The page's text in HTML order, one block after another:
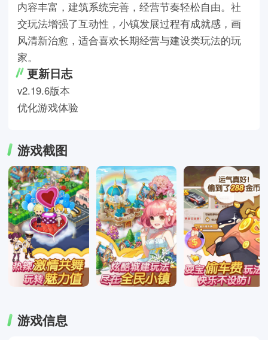
内容丰富，建筑系统完善，经营节奏轻松自由。社
交玩法增强了互动性，小镇发展过程有成就感，画
风清新治愈，适合喜欢长期经营与建设类玩法的玩
家。
更新日志
v2.19.6版本
优化游戏体验
游戏截图
游戏信息